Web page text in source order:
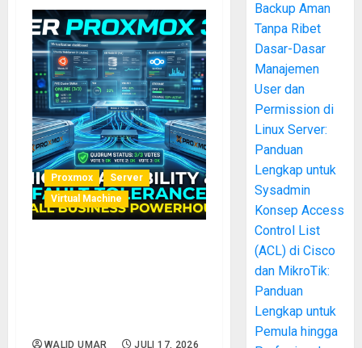
Proxmox
Server
Virtual Machine
WALID UMAR
JULI 17, 2026
Backup Aman
Tanpa Ribet
Dasar-Dasar
Manajemen
User dan
Permission di
Linux Server:
Panduan
Lengkap untuk
Sysadmin
Konsep Access
Control List
(ACL) di Cisco
dan MikroTik:
Panduan
Lengkap untuk
Pemula hingga